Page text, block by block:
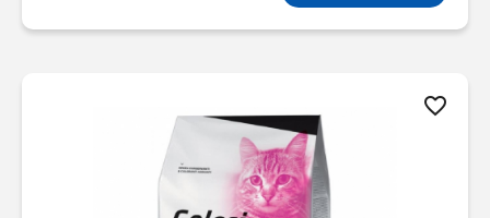
favorite_border